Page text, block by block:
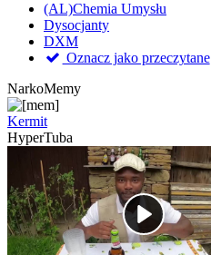
(AL)Chemia Umysłu
Dysocjanty
DXM
Oznacz jako przeczytane
NarkoMemy
Kermit
HyperTuba